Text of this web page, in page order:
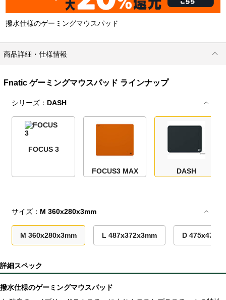
撥水仕様のゲーミングマウスパッド
商品詳細・仕様情報
Fnatic ゲーミングマウスパッド ラインナップ
シリーズ： DASH
FOCUS 3
FOCUS3 MAX DASH
サイズ： M 360x280x3mm
M 360x280x3mm L 487x372x3mm D
詳細スペック
撥水仕様のゲーミングマウスパッド